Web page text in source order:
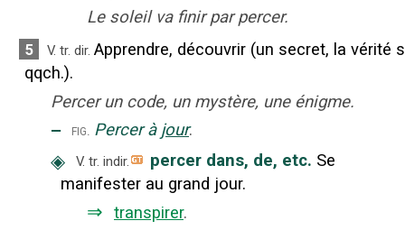
Le soleil va finir par percer.
5 V. tr. dir. Apprendre, découvrir (un secret, la vérité
qqch.).
Percer un code, un mystère, une énigme.
‒ fig. Percer à jour.
◈ V. tr. indir. percer dans, de, etc. Se
manifester au grand jour.
⇒ transpirer.